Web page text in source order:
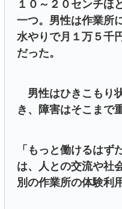
１０～２０センチほ
一つ。男性は作業所
水やりで月１万５千
だった。
男性はひきこもり
き、障害はそこまで
「もっと働けるはず
は、人との交流や社
別の作業所の体験利